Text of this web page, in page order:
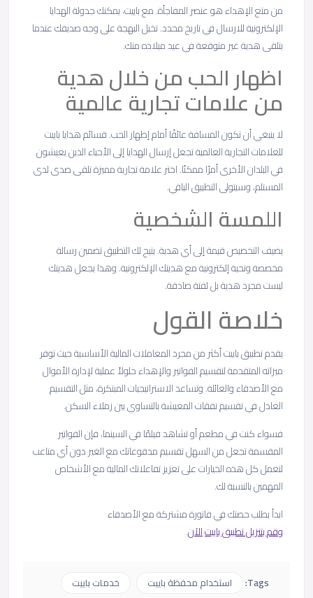
من متع الإهداء هو عنصر المفاجأة. مع باييت، يمكنك جدولة الهدايا
الإلكترونية للارسال في تاريخ محدد. تخيل البهجة على وجه صديقك عندما
يتلقى هدية غير متوقعة في عيد ميلاده منك.
اظهار الحب من خلال هدية
من علامات تجارية عالمية
لا ينبغي أن تكون المسافة عائقًا أمام إظهار الحب. قسائم هدايا باييت
للعلامات التجارية العالمية تجعل إرسال الهدايا إلى الأحباء الذين يعيشون
في البلدان الأخرى أمرًا ممكنًا. اختر علامة تجارية مميزة تلقى صدى لدى
المستلم، وسيتولى التطبيق الباقي.
اللمسة الشخصية
يضيف التخصيص قيمة إلى أي هدية. يتيح لك التطبيق تضمين رسالة
مخصصة وتحية إلكترونية مع هديتك الإلكترونية. وهذا يجعل هديتك
ليست مجرد هدية بل لفتة صادقة.
خلاصة القول
يقدم تطبيق باييت أكثر من مجرد المعاملات المالية الأساسية حيث توفر
ميزاته المتقدمة لتقسيم الفواتير والإهداء حلولاً عملية لإدارة الأموال
مع الأصدقاء والعائلة. وتساعد الاستراتيجيات المبتكرة، مثل التقسيم
العادل في تقسيم نفقات المعيشة بالتساوي بين زملاء السكن.
فسواء كنت في مطعم أو تشاهد فيلمًا في السينما، فإن الفواتير
المقسمة تجعل من السهل تقسيم مدفوعاتك مع الغير دون أي متاعب
لتعمل كل هذه الخيارات على تعزيز تفاعلاتك المالية مع الأشخاص
المهمين بالنسبة لك.
ابدأ بطلب حصتك في فاتورة مشتركة مع الأصدقاء
وقم بتنزيل تطبيق باييتالآن.
Tags: استخدام محفظة باييت خدمات باييت